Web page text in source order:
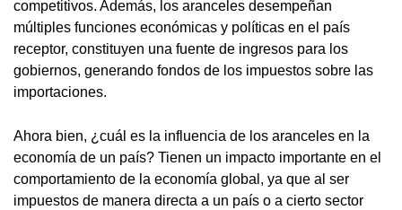
competitivos. Además, los aranceles desempeñan
múltiples funciones económicas y políticas en el país
receptor, constituyen una fuente de ingresos para los
gobiernos, generando fondos de los impuestos sobre las
importaciones.
Ahora bien, ¿cuál es la influencia de los aranceles en la
economía de un país? Tienen un impacto importante en el
comportamiento de la economía global, ya que al ser
impuestos de manera directa a un país o a cierto sector